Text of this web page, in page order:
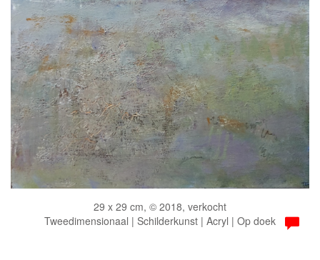
29 x 29 cm, © 2018, verkocht
Tweedimensionaal | Schilderkunst | Acryl | Op doek